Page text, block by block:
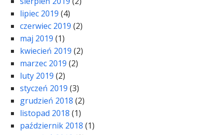
lipiec 2019 (4)
czerwiec 2019 (2)
maj 2019 (1)
kwiecień 2019 (2)
marzec 2019 (2)
luty 2019 (2)
styczeń 2019 (3)
grudzień 2018 (2)
listopad 2018 (1)
październik 2018 (1)